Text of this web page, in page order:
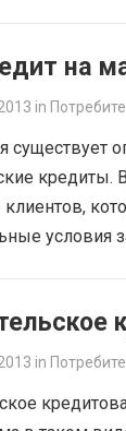
на
in
существует
кредиты.
клиентов,
условия
in